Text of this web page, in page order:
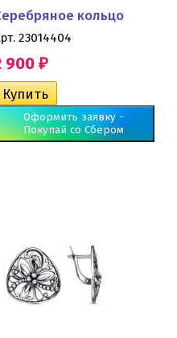
кольцо
23014404
900 ₽
Оформить заявку -
Покупай со Сбером